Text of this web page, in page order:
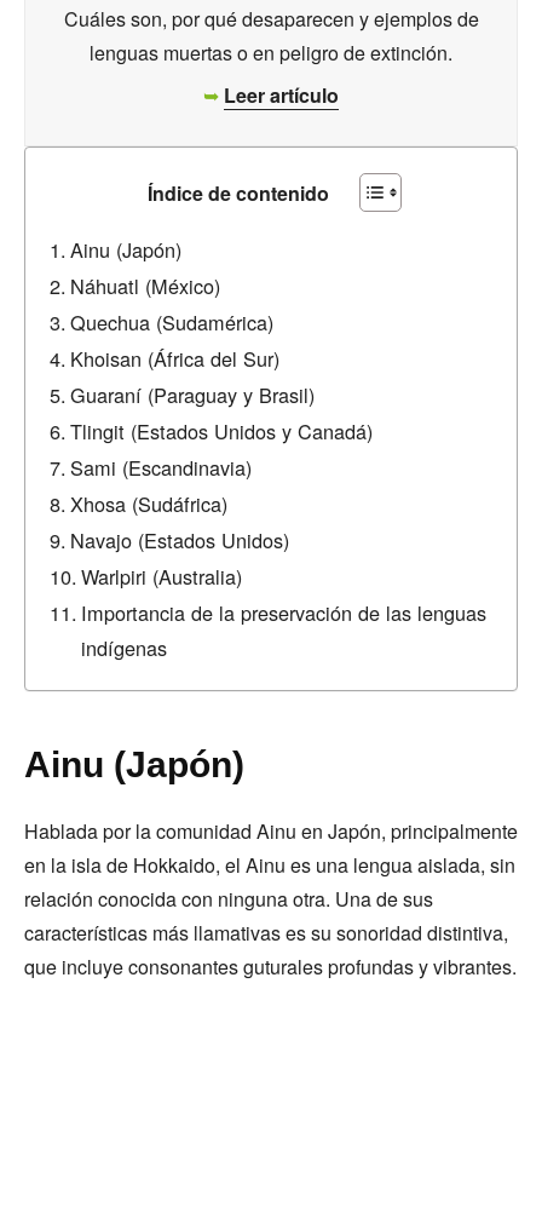
Cuáles son, por qué desaparecen y ejemplos de
lenguas muertas o en peligro de extinción.
➥ Leer artículo
Índice de contenido
Ainu (Japón)
Náhuatl (México)
Quechua (Sudamérica)
Khoisan (África del Sur)
Guaraní (Paraguay y Brasil)
Tlingit (Estados Unidos y Canadá)
Sami (Escandinavia)
Xhosa (Sudáfrica)
Navajo (Estados Unidos)
Warlpiri (Australia)
Importancia de la preservación de las lenguas
indígenas
Ainu (Japón)
Hablada por la comunidad Ainu en Japón, principalmente
en la isla de Hokkaido, el Ainu es una lengua aislada, sin
relación conocida con ninguna otra. Una de sus
características más llamativas es su sonoridad distintiva,
que incluye consonantes guturales profundas y vibrantes.